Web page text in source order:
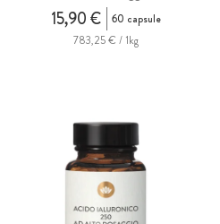
15,90 €
60 capsule
783,25 € / 1kg